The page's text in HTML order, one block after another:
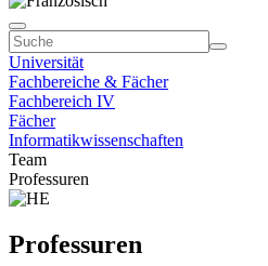
Universität
Fachbereiche & Fächer
Fachbereich IV
Fächer
Informatikwissenschaften
Team
Professuren
Professuren